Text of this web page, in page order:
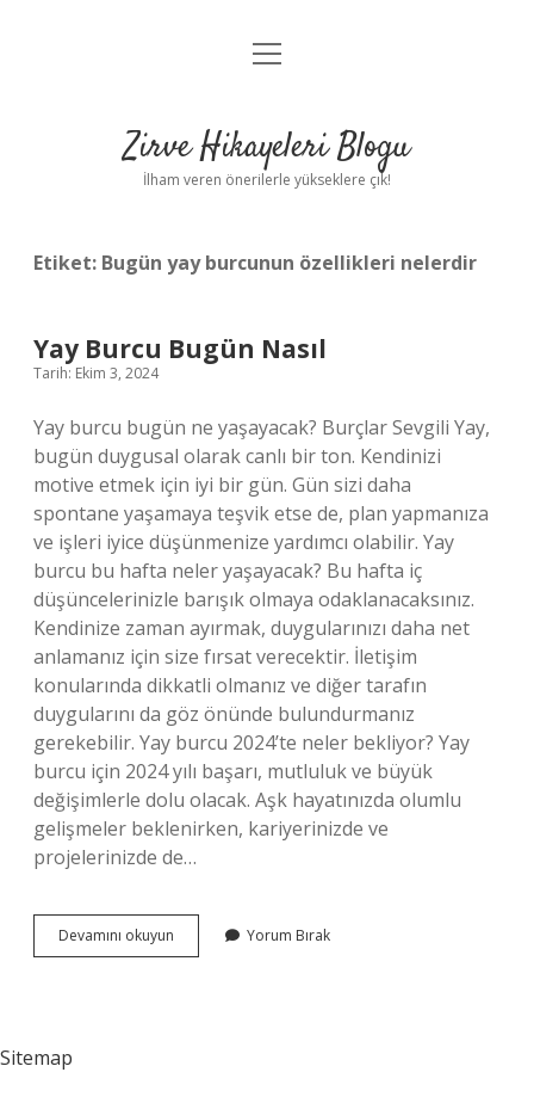
Anasayfa
Yasal Uyarı
menüyü
Zirve Hikayeleri Blogu
İlham veren önerilerle yükseklere çık!
Etiket: Bugün yay burcunun özellikleri nelerdir
Yay Burcu Bugün Nasıl
Tarih: Ekim 3, 2024
Yay burcu bugün ne yaşayacak? Burçlar Sevgili Yay,
bugün duygusal olarak canlı bir ton. Kendinizi
motive etmek için iyi bir gün. Gün sizi daha
spontane yaşamaya teşvik etse de, plan yapmanıza
ve işleri iyice düşünmenize yardımcı olabilir. Yay
burcu bu hafta neler yaşayacak? Bu hafta iç
düşüncelerinizle barışık olmaya odaklanacaksınız.
Kendinize zaman ayırmak, duygularınızı daha net
anlamanız için size fırsat verecektir. İletişim
konularında dikkatli olmanız ve diğer tarafın
duygularını da göz önünde bulundurmanız
gerekebilir. Yay burcu 2024’te neler bekliyor? Yay
burcu için 2024 yılı başarı, mutluluk ve büyük
değişimlerle dolu olacak. Aşk hayatınızda olumlu
gelişmeler beklenirken, kariyerinizde ve
projelerinizde de…
Devamını okuyun
Burcu
Yorum Bırak
Sitemap